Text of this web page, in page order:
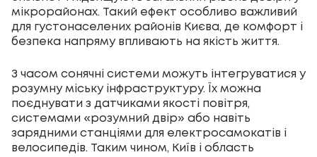
мікрорайонах. Такий ефект особливо важливий
для густонаселених районів Києва, де комфорт і
безпека напряму впливають на якість життя.
З часом сонячні системи можуть інтегруватися у
розумну міську інфраструктуру. Їх можна
поєднувати з датчиками якості повітря,
системами «розумний двір» або навіть
зарядними станціями для електросамокатів і
велосипедів. Таким чином, Київ і область